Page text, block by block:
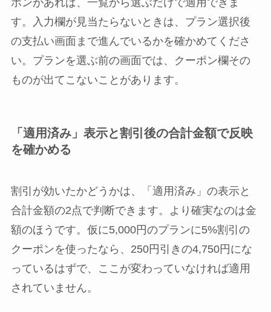
す。入力欄が見当たらないときは、プラン選択後
の支払い画面まで進んでいるかを確かめてくださ
い。プランを選ぶ前の画面では、クーポン欄その
ものが出てこないことがあります。
「適用済み」表示と割引後の合計金額で反映
を確かめる
割引が効いたかどうかは、「適用済み」の表示と
合計金額の2点で判断できます。より確実なのは金
額のほうです。仮に5,000円のプランに5%割引の
クーポンを使ったなら、250円引きの4,750円にな
っているはずで、ここが変わっていなければ適用
されていません。